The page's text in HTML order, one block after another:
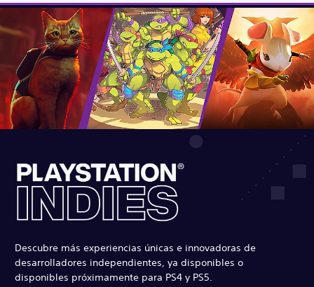
Descubre más experiencias únicas e innovadoras de
desarrolladores independientes, ya disponibles o
disponibles próximamente para PS4 y PS5.